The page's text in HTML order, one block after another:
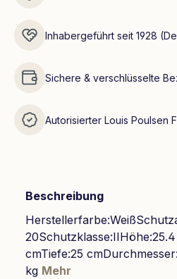
Inhabergeführt seit 1928
Sichere & verschlüsselte
Autorisierter Louis Poulsen
Beschreibung
cmTiefe:25
kg Mehr